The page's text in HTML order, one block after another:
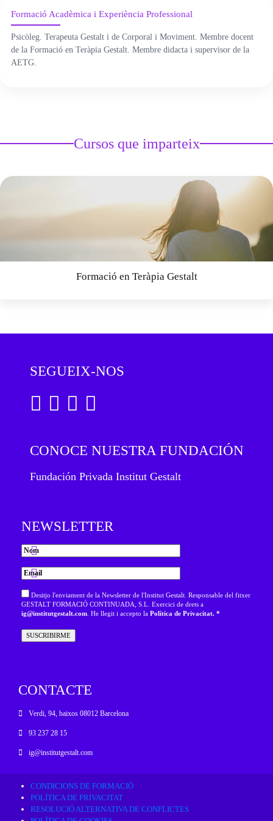
ÀREA DE PEDAGOGIA SISTÈMICA
Formació Acadèmica i Experiència Professional
Psicòleg. Terapeuta Gestalt i de Corporal i Moviment. Membre docent
de la Formació en Teràpia Gestalt. Membre didacta i supervisor de la
AETG.
Cursos que imparteix
Formació en Teràpia Gestalt
SEGUEIX-NOS
CONOCE NUESTRA FUNDACIÓN
Fundación Privada Institut Gestalt
NEWSLETTER
Desitjo l'enviament de la Newsletter de l'Institut Gestalt. Responsable del fitxer
GESTALT FORMACIÓ CONTINUADA, S.L. Exercici de drets a
ig@institutgestalt.com . He llegit i accepto la Política de Privacitat. *
CONTACTE
Verdi, 94, baixos 08012 Barcelona
93 237 28 15
ig@institutgestalt.com
CONDICIONS DE FORMACIÓ
POLÍTICA DE PRIVACITAT
RESOLUCIÓ ALTERNATIVA DE CONFLICTES